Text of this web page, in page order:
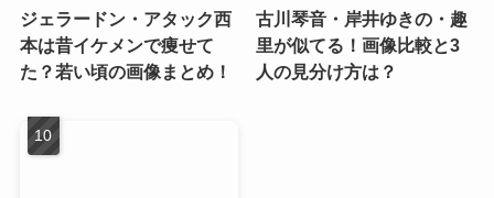
ジェラードン・アタック西
本は昔イケメンで痩せて
た？若い頃の画像まとめ！
古川琴音・岸井ゆきの・趣
里が似てる！画像比較と3
人の見分け方は？